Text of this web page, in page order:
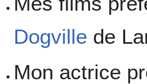
Dogville de
Mon actrice